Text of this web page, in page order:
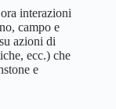
interazioni
campo e
azioni di
ecc.) che
e